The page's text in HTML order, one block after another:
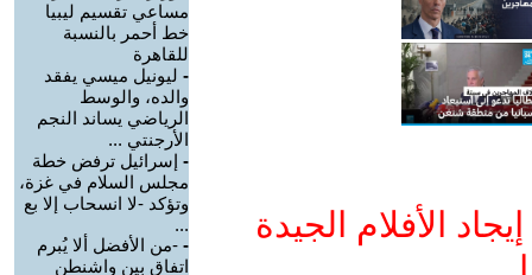
الأفلام الجيدة
مساعي تقسيم ليبيا
خط أحمر بالنسبة
للقاهرة
- ليونيل ميسي يفقد
والده، والوسط
الرياضي يساند النجم
الأرجنتي ...
- إسرائيل ترفض خطة
مجلس السلام في غزة،
وتؤكد -لا انسحاب إلا بع
...
- -من الأفضل ألا يُبرم
اتفاق بين واشنطن